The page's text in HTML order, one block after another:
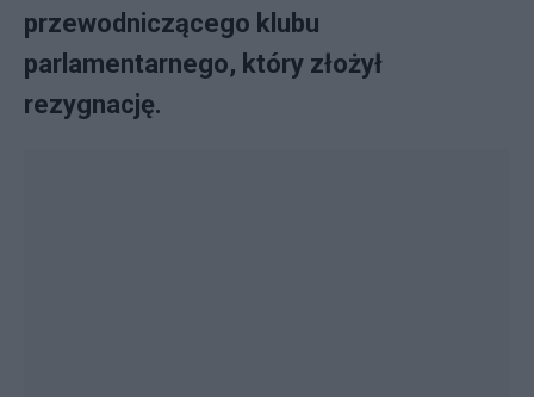
przewodniczącego klubu
parlamentarnego, który złożył
rezygnację.